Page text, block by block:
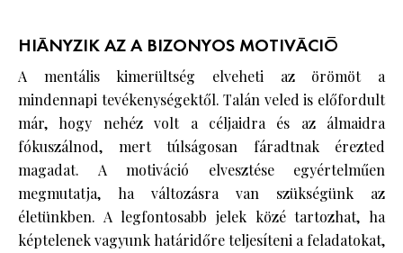
HIÁNYZIK AZ A BIZONYOS MOTIVÁCIÓ
A mentális kimerültség elveheti az örömöt a
mindennapi tevékenységektől. Talán veled is előfordult
már, hogy nehéz volt a céljaidra és az álmaidra
fókuszálnod, mert túlságosan fáradtnak érezted
magadat. A motiváció elvesztése egyértelműen
megmutatja, ha változásra van szükségünk az
életünkben. A legfontosabb jelek közé tartozhat, ha
képtelenek vagyunk határidőre teljesíteni a feladatokat,